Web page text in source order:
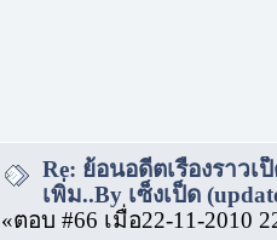
Re: ย้อนอดีตเรื่องราวเ
เพิ่ม..By เซ็งเป็ด
«ตอบ #66 เมื่อ22-11-2010